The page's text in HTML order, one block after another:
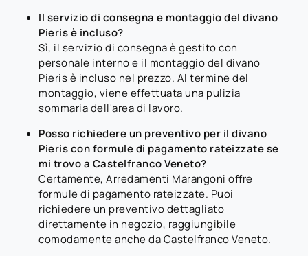
Il servizio di consegna e montaggio del divano
Pieris è incluso?
Sì, il servizio di consegna è gestito con
personale interno e il montaggio del divano
Pieris è incluso nel prezzo. Al termine del
montaggio, viene effettuata una pulizia
sommaria dell'area di lavoro.
Posso richiedere un preventivo per il divano
Pieris con formule di pagamento rateizzate se
mi trovo a Castelfranco Veneto?
Certamente, Arredamenti Marangoni offre
formule di pagamento rateizzate. Puoi
richiedere un preventivo dettagliato
direttamente in negozio, raggiungibile
comodamente anche da Castelfranco Veneto.